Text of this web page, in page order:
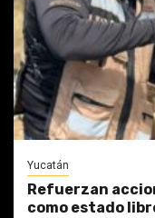
Yucatán
Refuerzan
como estado